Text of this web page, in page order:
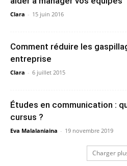
Clara - 15 juin 2016
Comment réduire les
entreprise
Clara - 6 juillet 2015
Études en communication :
cursus ?
Eva Malalaniaina - 19 novembre 2019
Charger